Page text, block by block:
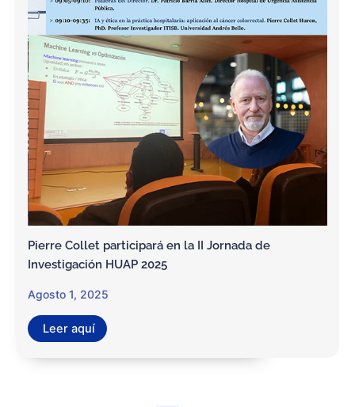
Pierre Collet participará en la II Jornada de
Investigación HUAP 2025
Agosto 1, 2025
Leer aquí